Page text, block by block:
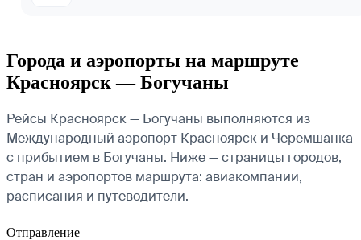
Города и аэропорты на маршруте
Красноярск — Богучаны
Рейсы Красноярск — Богучаны выполняются из
Международный аэропорт Красноярск и Черемшанка
с прибытием в Богучаны. Ниже — страницы городов,
стран и аэропортов маршрута: авиакомпании,
расписания и путеводители.
Отправление